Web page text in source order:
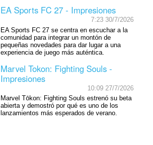
EA Sports FC 27 - Impresiones
7:23 30/7/2026
EA Sports FC 27 se centra en escuchar a la
comunidad para integrar un montón de
pequeñas novedades para dar lugar a una
experiencia de juego más auténtica.
Marvel Tokon: Fighting Souls -
Impresiones
10:09 27/7/2026
Marvel Tōkon: Fighting Souls estrenó su beta
abierta y demostró por qué es uno de los
lanzamientos más esperados de verano.